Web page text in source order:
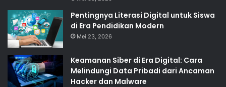
Pentingnya Literasi Digital untuk Siswa
di Era Pendidikan Modern
Mei 23, 2026
Keamanan Siber di Era Digital: Cara
Melindungi Data Pribadi dari Ancaman
Hacker dan Malware